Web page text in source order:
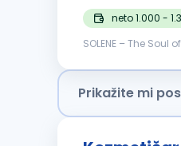
neto 1.000 -
SOLENE – The
Prikažite mi